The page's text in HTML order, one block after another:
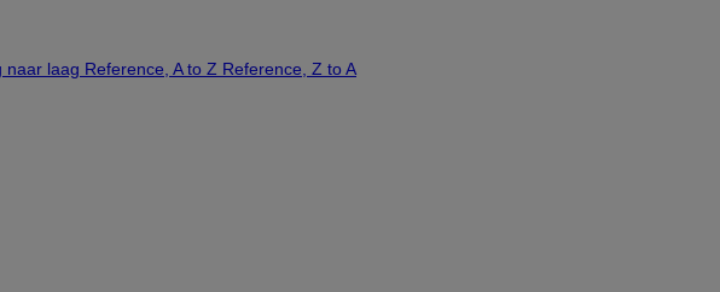
naar laag Reference, A to Z Reference, Z to A